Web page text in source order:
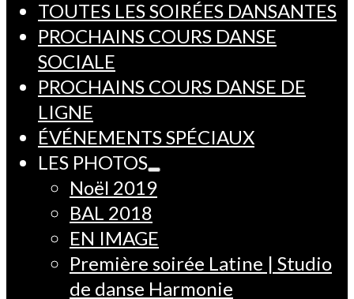
TOUTES LES SOIRÉES DANSANTES
PROCHAINS COURS DANSE
SOCIALE
PROCHAINS COURS DANSE DE
LIGNE
ÉVÉNEMENTS SPÉCIAUX
LES PHOTOS
Noël 2019
BAL 2018
EN IMAGE
Première soirée Latine | Studio
de danse Harmonie